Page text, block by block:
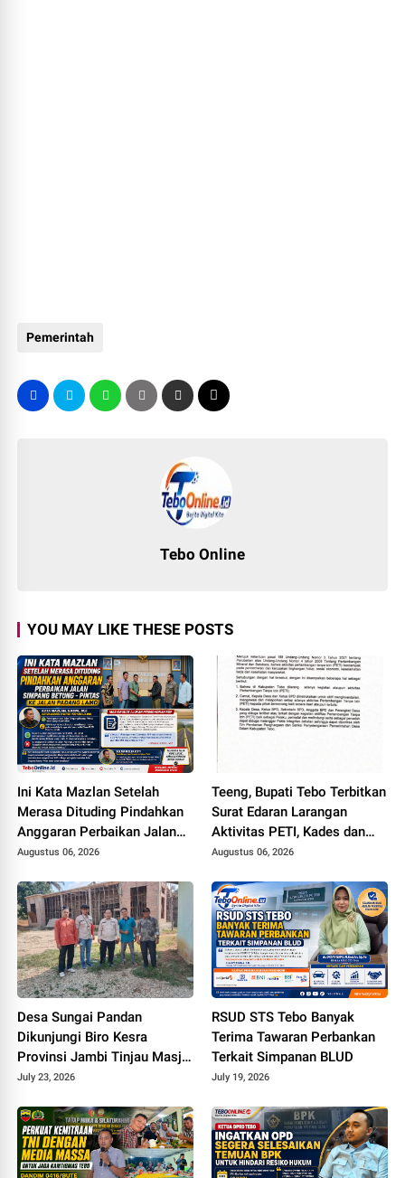
Pemerintah
Tebo Online
YOU MAY LIKE THESE POSTS
Ini Kata Mazlan Setelah
Merasa Dituding Pindahkan
Anggaran Perbaikan Jalan
Simpang Betung - Pintas ke
Augustus 06, 2026
Teeng, Bupati Tebo Terbitkan
Surat Edaran Larangan
Aktivitas PETI, Kades dan
Perangkat Desa Yang
Augustus 06, 2026
Desa Sungai Pandan
Dikunjungi Biro Kesra
Provinsi Jambi Tinjau Masjid
Muhajirin Desa Sungai
Hibah Pemeliharaan
July 23, 2026
RSUD STS Tebo Banyak
Terima Tawaran Perbankan
Terkait Simpanan BLUD
July 19, 2026